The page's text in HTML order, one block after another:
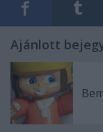
Ajánlott